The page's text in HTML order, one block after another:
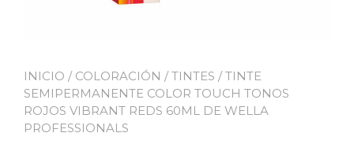
INICIO / COLORACIÓN /TINTES / TINTE
SEMIPERMANENTE COLOR TOUCH TONOS
ROJOS VIBRANT REDS 60ML DE WELLA
PROFESSIONALS